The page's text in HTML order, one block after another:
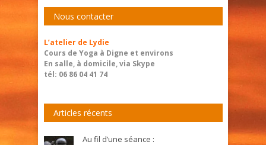
Nous contacter
L’atelier de Lydie
Cours de Yoga à Digne et environs
En salle, à domicile, via Skype
tél: 06 86 04 41 74
Articles récents
Au fil d’une séance :